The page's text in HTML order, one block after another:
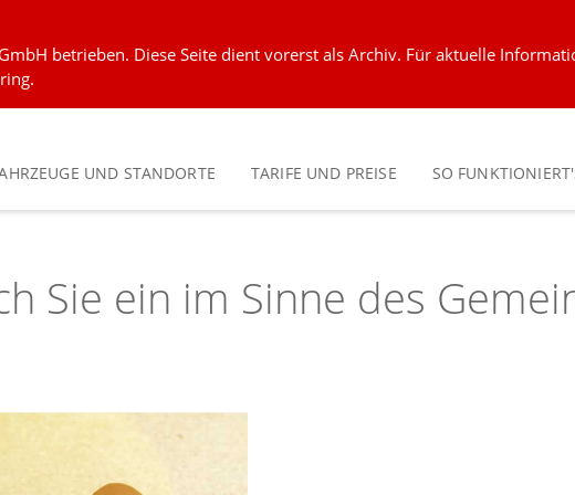
betrieben. Diese Seite dient vorerst als Archiv. Für aktuelle
UND STANDORTE TARIFE UND PREISE SO
Sie ein im Sinne des